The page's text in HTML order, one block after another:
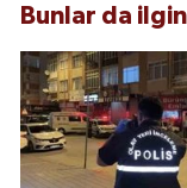
Bunlar da